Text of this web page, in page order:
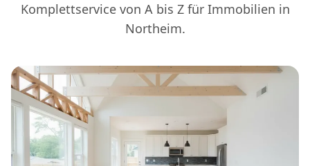
Komplettservice von A bis Z für Immobilien in
Northeim.